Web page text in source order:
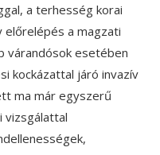
a terhesség korai
előrelépés a magzati
várandósok esetében
kockázattal járó invazív
ma már egyszerű
vizsgálattal